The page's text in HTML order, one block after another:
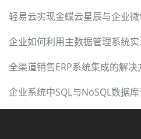
轻易云实现金蝶云星辰与企业
企业如何利用主数据管理系统
全渠道销售ERP系统集成的解决
企业系统中SQL与NoSQL数据